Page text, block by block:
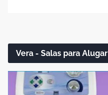
Vera - Salas para Alugar